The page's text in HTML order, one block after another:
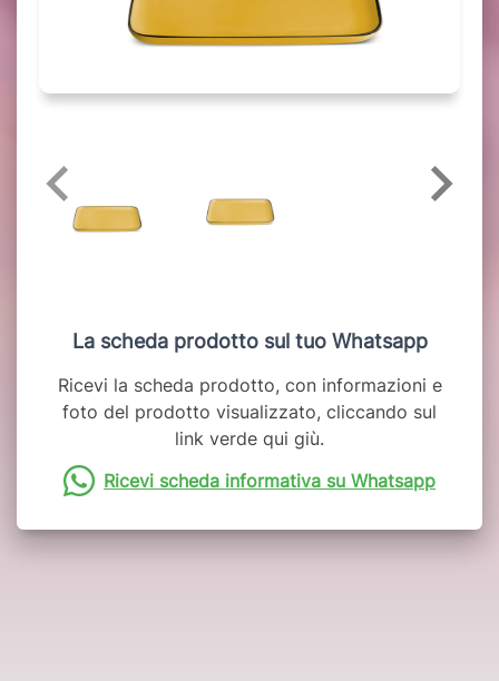
La scheda prodotto sul tuo Whatsapp
Ricevi la scheda prodotto, con informazioni e
foto del prodotto visualizzato, cliccando sul
link verde qui giù.
Ricevi scheda informativa su Whatsapp